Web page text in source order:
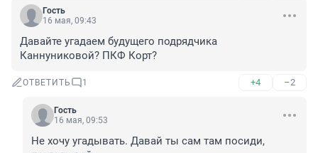
Гость
16 мая, 09:43
Давайте угадаем будущего подрядчика
Каннуниковой? ПКФ Корт?
ОТВЕТИТЬ 1 +4 –2
Гость
16 мая, 09:53
Не хочу угадывать. Давай ты сам там посиди,